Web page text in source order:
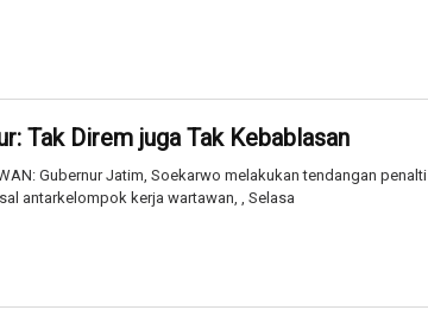
Tak Direm juga Tak Kebablasan
Gubernur Jatim, Soekarwo melakukan tendangan penalti
antarkelompok kerja wartawan, , Selasa